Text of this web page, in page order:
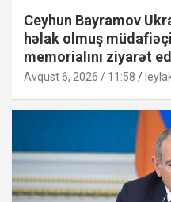
Ceyhun Bayramov
həlak olmuş
memorialını ziyarət
Avqust 6, 2026 / 11:58